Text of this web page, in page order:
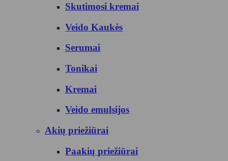
Skutimosi kremai
Veido Kaukės
Serumai
Tonikai
Kremai
Veido emulsijos
Akių priežiūrai
Paakių priežiūrai